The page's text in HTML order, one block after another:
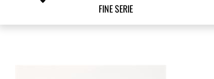
FINE SERIE